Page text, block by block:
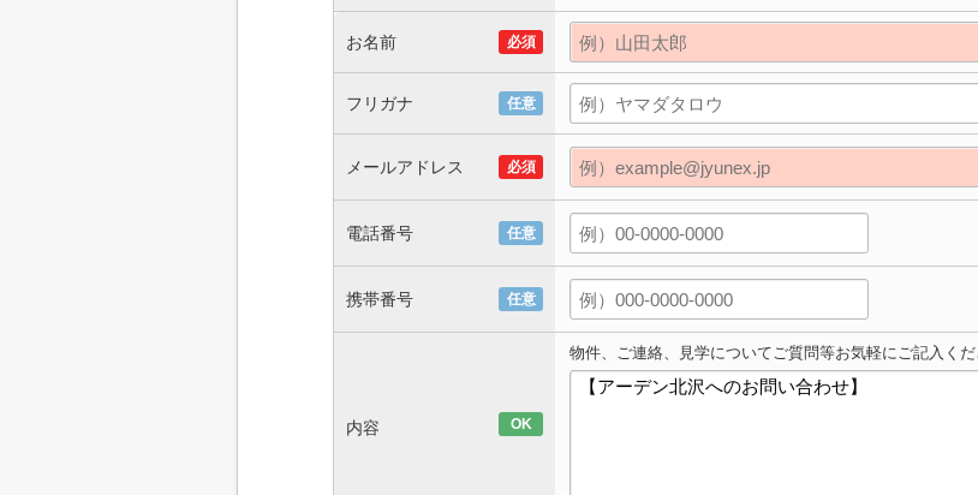
お名前 必須
フリガナ 任意
メールアドレス 必須
電話番号 任意
携帯番号 任意
内容 OK
物件、ご連絡、見学についてご質問等お気軽にご記入く